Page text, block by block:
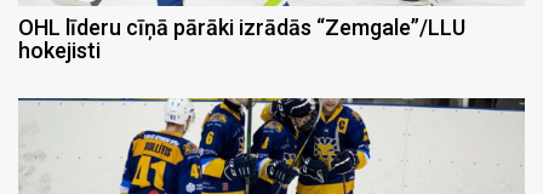
OHL līderu cīņā pārāki izrādās “Zemgale”/LLU
hokejisti